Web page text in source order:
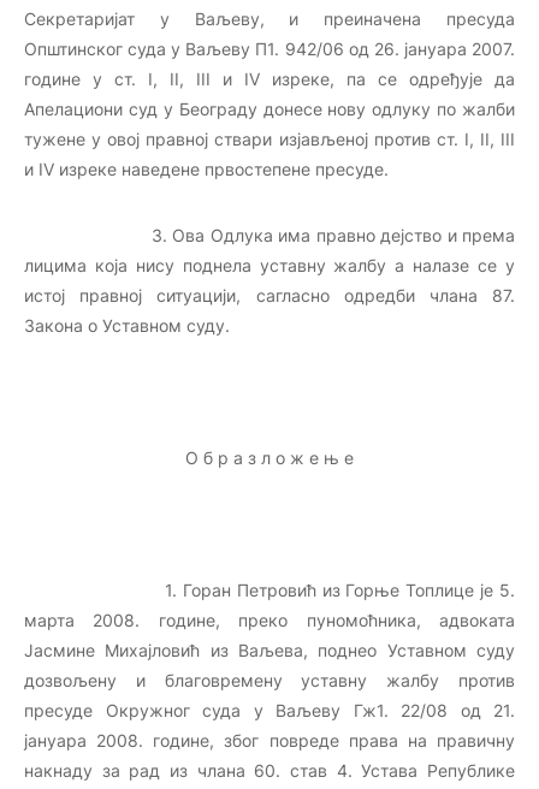
Секретаријат у Ваљеву, и преиначена пресуда
Општинског суда у Ваљеву П1. 942/06 од 26. јануара 2007.
године у ст. I, II, III и IV изреке, па се одређује да
Апелациони суд у Београду донесе нову одлуку по жалби
тужене у овој правној ствари изјављеној против ст. I, II, III
и IV изреке наведене првостепене пресуде.
3. Ова Одлука има правно дејство и према
лицима која нису поднела уставну жалбу а налазе се у
истој правној ситуацији, сагласно одредби члана 87.
Закона о Уставном суду.
О б р а з л о ж е њ е
1. Горан Петровић из Горње Топлице је 5.
марта 2008. године, преко пуномоћника, адвоката
Јасмине Михајловић из Ваљева, поднео Уставном суду
дозвољену и благовремену уставну жалбу против
пресуде Окружног суда у Ваљеву Гж1. 22/08 од 21.
јануара 2008. године, због повреде права на правичну
накнаду за рад из члана 60. став 4. Устава Републике